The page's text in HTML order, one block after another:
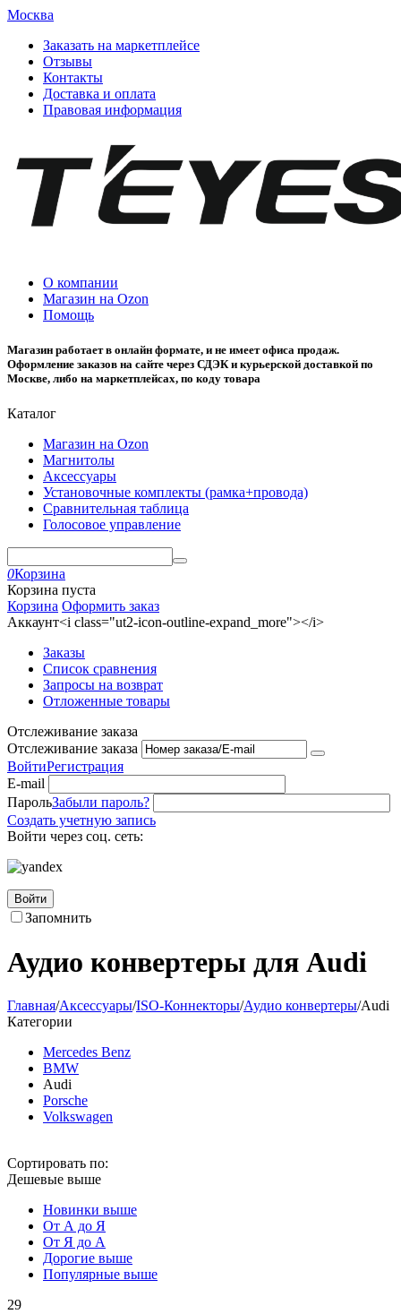
Москва
Заказать на маркетплейсе
Отзывы
Контакты
Доставка и оплата
Правовая информация
О компании
Магазин на Ozon
Помощь
Магазин работает в онлайн формате, и не имеет офиса продаж.
Оформление заказов на сайте через СДЭК и курьерской доставкой по
Москве, либо на маркетплейсах, по коду товара
Каталог
Магазин на Ozon
Магнитолы
Аксессуары
Установочные комплекты (рамка+провода)
Сравнительная таблица
Голосовое управление
0Корзина
Корзина пуста
Корзина Оформить заказ
Аккаунт<i class="ut2-icon-outline-expand_more"></i>
Заказы
Список сравнения
Запросы на возврат
Отложенные товары
Отслеживание заказа
Отслеживание заказа
ВойтиРегистрация
E-mail
ПарольЗабыли пароль?
Создать учетную запись
Войти через соц. сеть:
Войти
Запомнить
Аудио конвертеры для Audi
Главная/Аксессуары/ISO-Коннекторы/Аудио конвертеры/Audi
Категории
Mercedes Benz
BMW
Audi
Porsche
Volkswagen
Сортировать по:
Дешевые выше
Новинки выше
От А до Я
От Я до А
Дорогие выше
Популярные выше
29